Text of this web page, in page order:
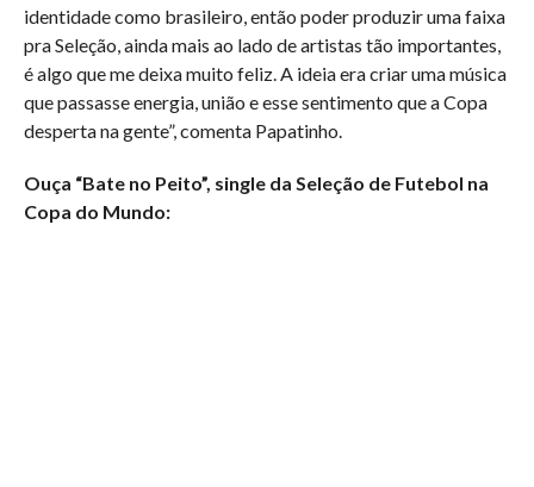
identidade como brasileiro, então poder produzir uma faixa
pra Seleção, ainda mais ao lado de artistas tão importantes,
é algo que me deixa muito feliz. A ideia era criar uma música
que passasse energia, união e esse sentimento que a Copa
desperta na gente”, comenta Papatinho.
Ouça “Bate no Peito”, single da Seleção de Futebol na
Copa do Mundo: